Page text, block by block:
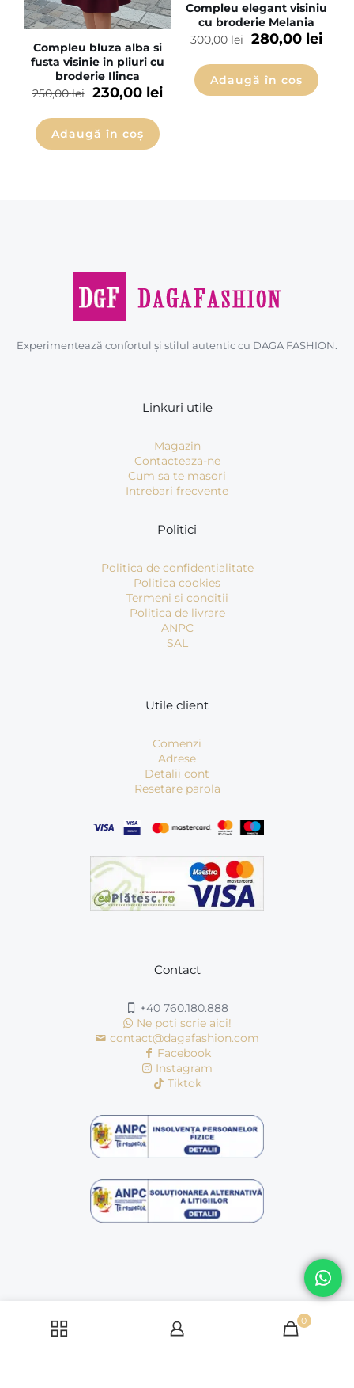
Compleu bluza alba si
fusta visinie in pliuri cu
broderie Ilinca
250,00lei 230,00 lei
Adaugă în coș
Compleu elegant visiniu
cu broderie Melania
300,00lei 280,00 lei
Adaugă în coș
Experimentează confortul și stilul autentic cu DAGA FASHION.
Linkuri utile
Magazin
Contacteaza-ne
Cum sa te masori
Intrebari frecvente
Politici
Politica de confidentialitate
Politica cookies
Termeni si conditii
Politica de livrare
ANPC
SAL
Utile client
Comenzi
Adrese
Detalii cont
Resetare parola
Contact
+40 760.180.888
Ne poti scrie aici!
contact@dagafashion.com
Facebook
Instagram
Tiktok
rezervate
0